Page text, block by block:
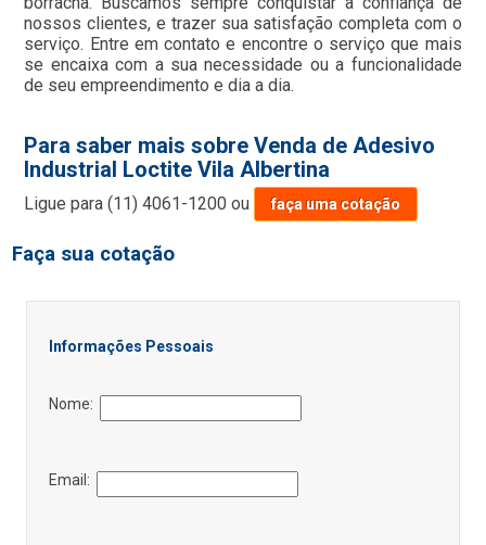
nossos clientes, e trazer sua satisfação completa com o
serviço. Entre em contato e encontre o serviço que mais
se encaixa com a sua necessidade ou a funcionalidade
de seu empreendimento e dia a dia.
Para saber mais sobre Venda de Adesivo
Industrial Loctite Vila Albertina
Ligue para(11) 4061-1200 ou faça uma cotação
Faça sua cotação
Informações Pessoais
Nome:
Email: